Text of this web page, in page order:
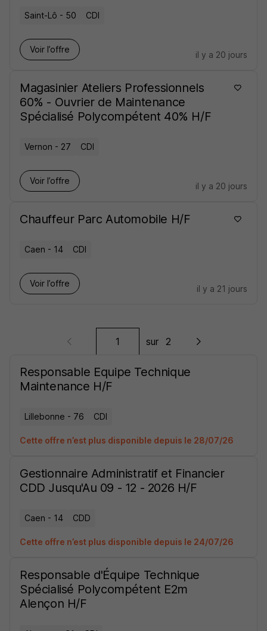
Saint-Lô - 50 CDI
Voir l’offre
il y a 20 jours
Magasinier Ateliers Professionnels
60% - Ouvrier de Maintenance
Spécialisé Polycompétent 40% H/F
Vernon - 27 CDI
Voir l’offre
il y a 20 jours
Chauffeur Parc Automobile H/F
Caen - 14 CDI
Voir l’offre
il y a 21 jours
sur 2
Responsable Equipe Technique
Maintenance H/F
Lillebonne - 76 CDI
Cette offre n’est plus disponible depuis le 28/07/26
Gestionnaire Administratif et Financier
CDD Jusqu'Au 09 - 12 - 2026 H/F
Caen - 14 CDD
Cette offre n’est plus disponible depuis le 24/07/26
Responsable d'Équipe Technique
Spécialisé Polycompétent E2m
Alençon H/F